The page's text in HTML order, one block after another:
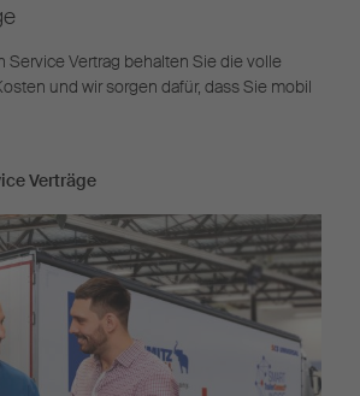
Service Vertrag behalten Sie die volle
und wir sorgen dafür, dass Sie mobil
Verträge